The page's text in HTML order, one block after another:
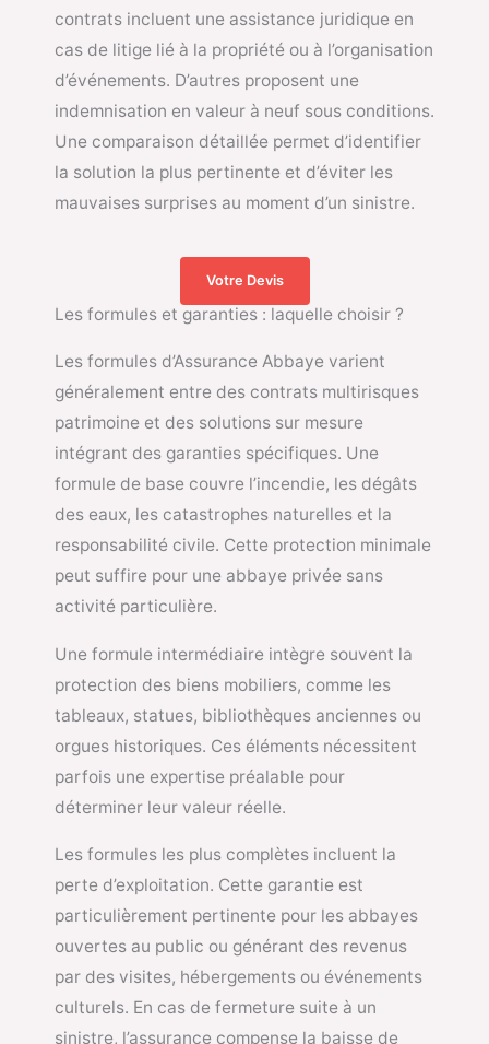
contrats incluent une assistance juridique en
cas de litige lié à la propriété ou à l’organisation
d’événements. D’autres proposent une
indemnisation en valeur à neuf sous conditions.
Une comparaison détaillée permet d’identifier
la solution la plus pertinente et d’éviter les
mauvaises surprises au moment d’un sinistre.
Votre Devis
Les formules et garanties : laquelle choisir ?
Les formules d’Assurance Abbaye varient
généralement entre des contrats multirisques
patrimoine et des solutions sur mesure
intégrant des garanties spécifiques. Une
formule de base couvre l’incendie, les dégâts
des eaux, les catastrophes naturelles et la
responsabilité civile. Cette protection minimale
peut suffire pour une abbaye privée sans
activité particulière.
Une formule intermédiaire intègre souvent la
protection des biens mobiliers, comme les
tableaux, statues, bibliothèques anciennes ou
orgues historiques. Ces éléments nécessitent
parfois une expertise préalable pour
déterminer leur valeur réelle.
Les formules les plus complètes incluent la
perte d’exploitation. Cette garantie est
particulièrement pertinente pour les abbayes
ouvertes au public ou générant des revenus
par des visites, hébergements ou événements
culturels. En cas de fermeture suite à un
sinistre, l’assurance compense la baisse de